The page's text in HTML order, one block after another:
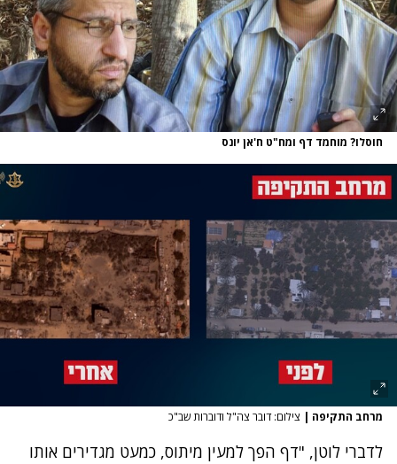
חוסלו? מוחמד דף ומח"ט ח'אן יונס
מרחב התקיפה | צילום: דובר צה"ל ודוברות שב"כ
לדברי לוטן, "דף הפך למעין מיתוס, כמעט מגדירים אותו